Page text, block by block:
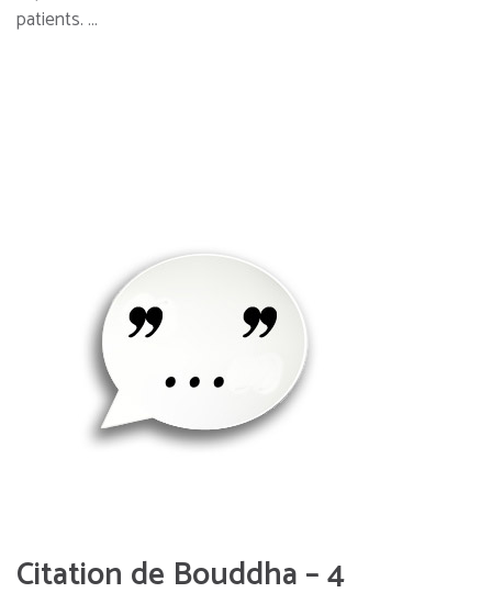
patients. …
Citation de Bouddha – 4